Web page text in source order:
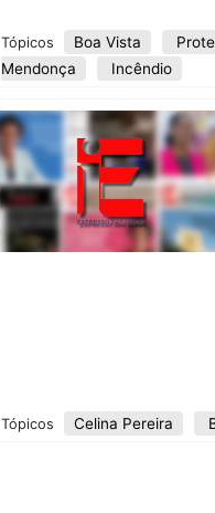
Tópicos Boa Vista
Mendonça
Incêndio
Tópicos Celina Pereira